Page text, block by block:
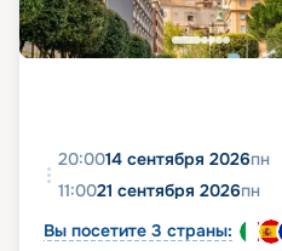
20:0014 сентября 2026пн
11:0021 сентября 2026пн
Вы посетите 3 страны: